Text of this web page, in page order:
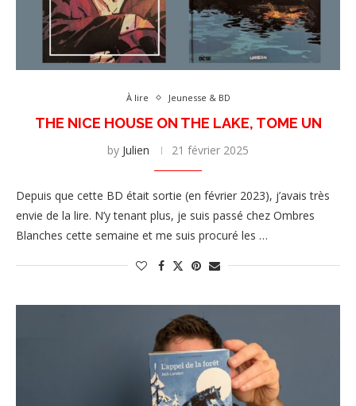
À lire Jeunesse & BD
THE NICE HOUSE ON THE LAKE, TOME UN
by Julien 21 février 2025
Depuis que cette BD était sortie (en février 2023), j’avais très
envie de la lire. N’y tenant plus, je suis passé chez Ombres
Blanches cette semaine et me suis procuré les …